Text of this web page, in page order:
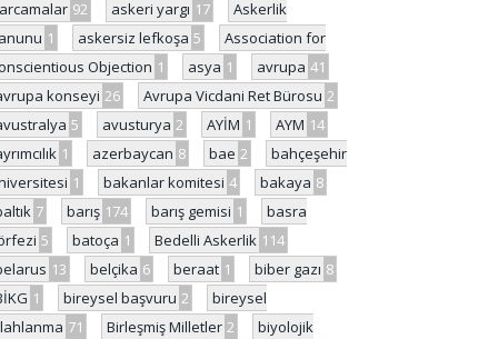
92 askeri yargı 17
Askerlik
1 askersiz lefkoşa 5
Association for
Objection 1 asya 1 avrupa 41
konseyi 26 Avrupa Vicdani Ret Bürosu 2
5 avusturya 2 AYİM 1 AYM 14
1 azerbaycan 8 bae 2
bahçeşehir
1 bakanlar komitesi 4 bakaya 8
7 barış 174 barış gemisi 1
basra
5 batoça 1 Bedelli Askerlik 114
13 belçika 6 beraat 1 biber gazı 8
1 bireysel başvuru 2
bireysel
71 Birleşmiş Milletler 2
biyolojik